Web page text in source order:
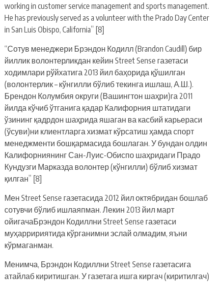
working in customer service management and sports management.
He has previously served as a volunteer with the Prado Day Center
in San Luis Obispo, California” [8]
“Сотув менеджери Брэндон Кодилл (Brandon Caudill) бир
йиллик волонтерликдан кейин Street Sense газетаси
ходимлари рўйхатига 2013 йил баҳорида қўшилган
(волонтерлик – кўнгилли бўлиб текинга ишлаш, А.Ш.).
Брендон Колумбия округи (Вашингтон шаҳри)га 2011
йилда кўчиб ўтганига қадар Калифорния штатидаги
ўзининг қадрдон шаҳрида яшаган ва касбий карьераси
(ўсуви)ни клиентларга хизмат кўрсатиш ҳамда спорт
менеджменти бошқармасида бошлаган. У бундан олдин
Калифорниянинг Сан-Луис-Обиспо шаҳридаги Прадо
Кундузги Марказда волонтер (кўнгилли) бўлиб хизмат
қилган” [8]
Мен Street Sense газетасида 2012 йил октябридан бошлаб
сотувчи бўлиб ишлаяпман. Лекин 2013 йил март
ойигачаБрэндон Кодиллни Street Sense газетаси
муҳарририятида кўрганимни эслай олмадим, яъни
кўрмаганман.
Менимча, Брэндон Кодиллни Street Sense газетасига
атайлаб киритишган. У газетага ишга киргач (киритилгач)